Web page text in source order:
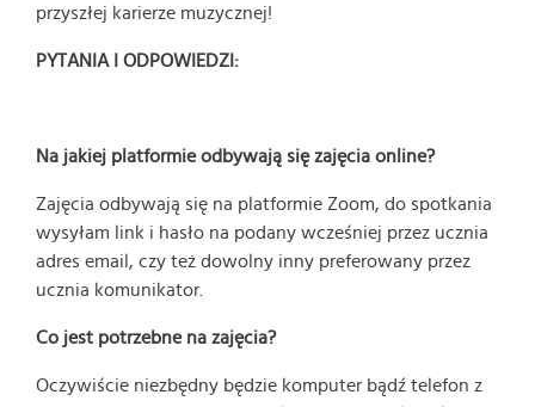
przyszłej karierze muzycznej!
PYTANIA I ODPOWIEDZI:
Na jakiej platformie odbywają się zajęcia online?
Zajęcia odbywają się na platformie Zoom, do spotkania
wysyłam link i hasło na podany wcześniej przez ucznia
adres email, czy też dowolny inny preferowany przez
ucznia komunikator.
Co jest potrzebne na zajęcia?
Oczywiście niezbędny będzie komputer bądź telefon z